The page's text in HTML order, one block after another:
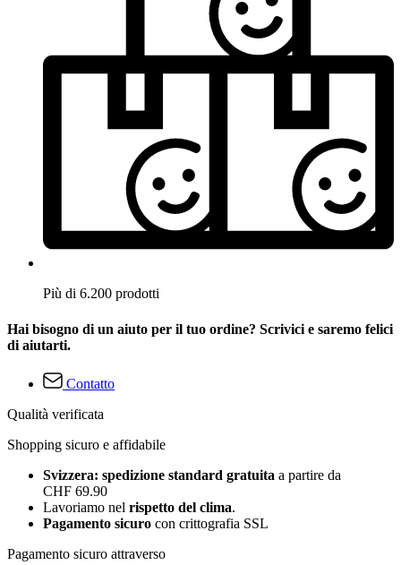
Più di 6.200 prodotti
Hai bisogno di un aiuto per il tuo ordine? Scrivici e saremo felici
di aiutarti.
Contatto
Qualità verificata
Shopping sicuro e affidabile
Svizzera: spedizione standard gratuita a partire da
CHF 69.90
Lavoriamo nel rispetto del clima.
Pagamento sicuro con crittografia SSL
Pagamento sicuro attraverso